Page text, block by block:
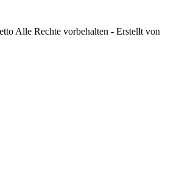
Alle Rechte vorbehalten - Erstellt von